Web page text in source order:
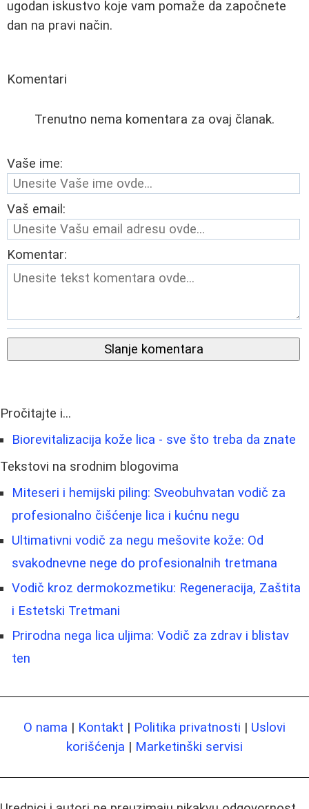
ugodan iskustvo koje vam pomaže da započnete
dan na pravi način.
Komentari
Trenutno nema komentara za ovaj članak.
Vaše ime:
Vaš email:
Komentar:
Slanje komentara
Pročitajte i...
Biorevitalizacija kože lica - sve što treba da znate
Tekstovi na srodnim blogovima
Miteseri i hemijski piling: Sveobuhvatan vodič za
profesionalno čišćenje lica i kućnu negu
Ultimativni vodič za negu mešovite kože: Od
svakodnevne nege do profesionalnih tretmana
Vodič kroz dermokozmetiku: Regeneracija, Zaštita
i Estetski Tretmani
Prirodna nega lica uljima: Vodič za zdrav i blistav
ten
O nama | Kontakt | Politika privatnosti | Uslovi
korišćenja | Marketinški servisi